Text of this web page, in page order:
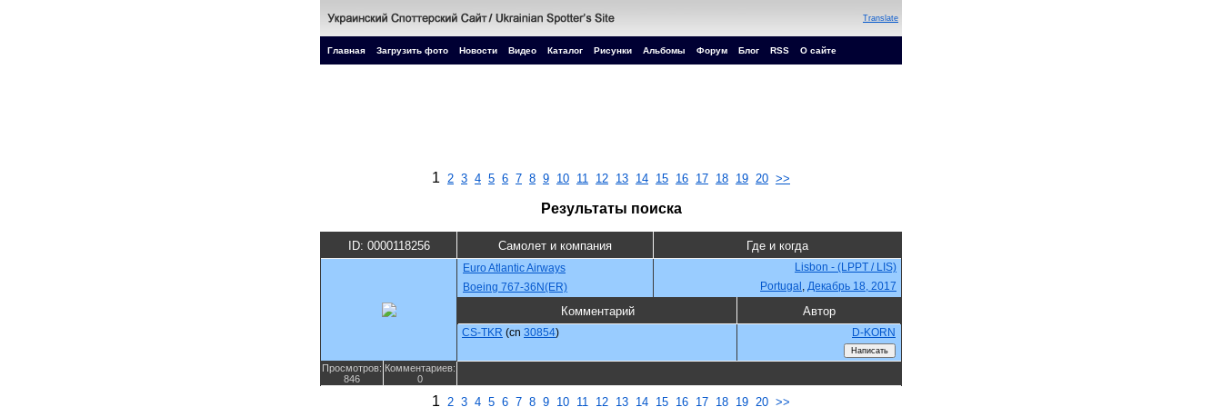
Translate
Главная Загрузить фото Новости Видео Каталог Рисунки Альбомы Форум Блог RSS О сайте
1 2 3 4 5 6 7 8 9 10 11 12 13 14 15 16 17 18 19 20 >>
Результаты поиска
ID: 0000118256 Самолет и компания Где и когда
Euro Atlantic Airways
Lisbon - (LPPT / LIS)
Boeing 767-36N(ER)
Portugal , Декабрь 18, 2017
Комментарий Автор
CS-TKR (cn 30854) D-KORN
Просмотров:
846
Комментариев:
0
1 2 3 4 5 6 7 8 9 10 11 12 13 14 15 16 17 18 19 20 >>